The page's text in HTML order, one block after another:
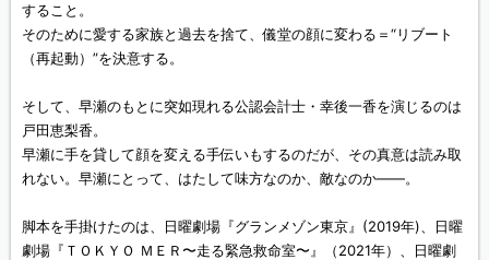
すること。
そのために愛する家族と過去を捨て、儀堂の顔に変わる＝“リブート
（再起動）”を決意する。
そして、早瀬のもとに突如現れる公認会計士・幸後一香を演じるのは
戸田恵梨香。
早瀬に手を貸して顔を変える手伝いもするのだが、その真意は読み取
れない。早瀬にとって、はたして味方なのか、敵なのか——。
脚本を手掛けたのは、日曜劇場『グランメゾン東京』(2019年)、日曜
劇場『ＴＯＫＹＯ ＭＥＲ〜走る緊急救命室〜』（2021年）、日曜劇